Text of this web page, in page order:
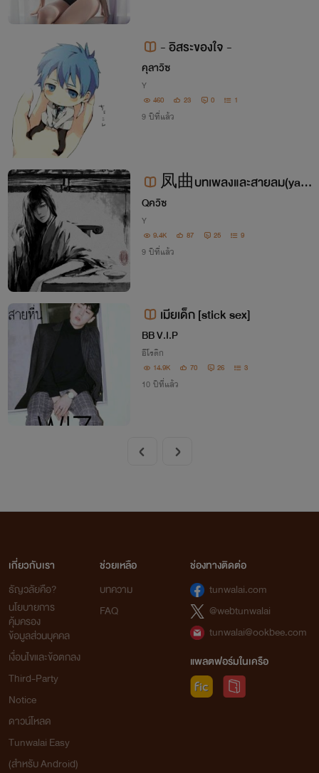
- อิสระของใจ -
คุลาวิซ
Y
460 23 0 1
9 ปีที่แล้ว
凤曲บทเพลงและสายลม(yao
i)
Qควิซ
Y
9.4K 87 25 9
9 ปีที่แล้ว
เมียเด็ก [stick sex]
BB V.I.P
อีโรติก
14.9K 70 26 3
10 ปีที่แล้ว
เกี่ยวกับเรา
ธัญวลัยคือ?
นโยบายการ
คุ้มครอง
ข้อมูลส่วนบุคคล
เงื่อนไขและข้อตกลง
Third-Party
Notice
ดาวน์โหลด
Tunwalai Easy
(สำหรับ Android)
ช่วยเหลือ
บทความ
FAQ
ช่องทางติดต่อ
tunwalai.com
@webtunwalai
tunwalai@ookbee.com
แพลตฟอร์มในเครือ